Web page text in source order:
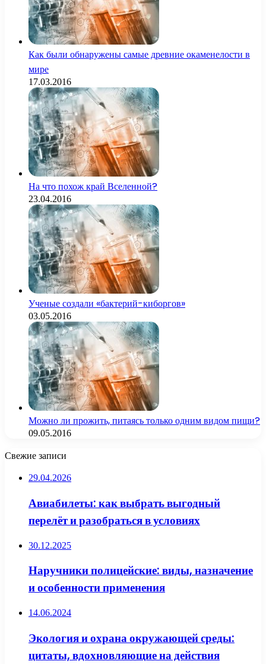
Как были обнаружены самые древние окаменелости в
мире
17.03.2016
На что похож край Вселенной?
23.04.2016
Ученые создали «бактерий-киборгов»
03.05.2016
Можно ли прожить, питаясь только одним видом пищи?
09.05.2016
Свежие записи
29.04.2026
Авиабилеты: как выбрать выгодный
перелёт и разобраться в условиях
30.12.2025
Наручники полицейские: виды, назначение
и особенности применения
14.06.2024
Экология и охрана окружающей среды:
цитаты, вдохновляющие на действия